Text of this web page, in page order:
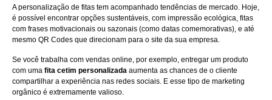
A personalização de fitas tem acompanhado tendências de mercado. Hoje,
é possível encontrar opções sustentáveis, com impressão ecológica, fitas
com frases motivacionais ou sazonais (como datas comemorativas), e até
mesmo QR Codes que direcionam para o site da sua empresa.
Se você trabalha com vendas online, por exemplo, entregar um produto
com uma fita cetim personalizada aumenta as chances de o cliente
compartilhar a experiência nas redes sociais. E esse tipo de marketing
orgânico é extremamente valioso.